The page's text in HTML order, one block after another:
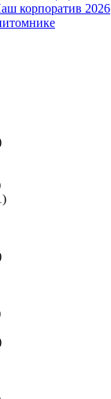
корпоратив 2026